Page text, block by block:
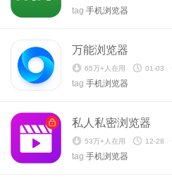
tag 手机浏览器
万能浏览器
65万+人在用 01-03
tag 手机浏览器
私人私密浏览器
53万+人在用 12-28
tag 手机浏览器